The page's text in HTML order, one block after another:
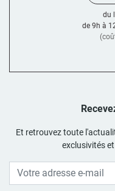
Et retrouvez toute
exclusivités
du
de 9h à